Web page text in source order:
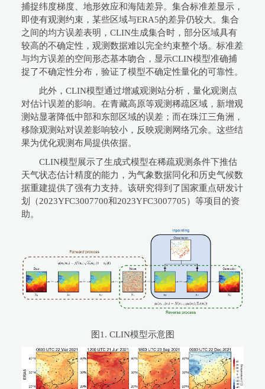
捕捉纬度梯度、地形效应和海陆差异。集合标准差显示，
即使有观测约束，某些区域与ERA5的差异仍较大。集合
之间的均方误差表明，CLIN生成集合时，部分区域具有
较高的不确定性，观测数据难以完全约束整个场。标准差
与均方误差的空间形态基本吻合，显示CLIN模型准确捕
捉了不确定性分布，验证了模型不确定性量化的可靠性。
此外，CLIN模型通过增减观测站分析，量化观测点
对估计误差的影响。在青藏高原等观测稀疏区域，新增观
测站显著降低中部和东部区域的误差；而在珠江三角洲，
移除观测站对误差影响较小，反映观测网络冗余。这些结
果为优化观测布局提供依据。
CLIN模型展示了生成式模型在稀疏观测条件下推估
天气状态估计精度的能力，为气象数据同化和历史气候数
据重建提供了强有力支持。该研究得到了国家重点研发计
划（2023YFC3007700和2023YFC3007705）等项目的资
助。
图1. CLIN模型示意图